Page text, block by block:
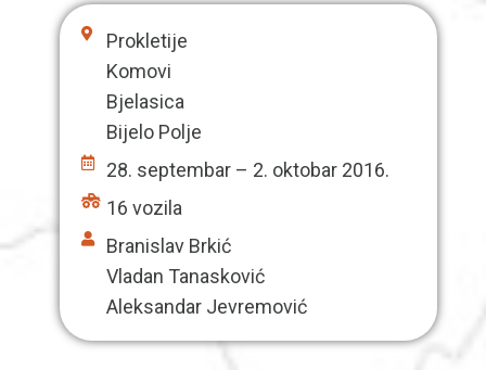
Prokletije
Komovi
Bjelasica
Bijelo Polje
28. septembar – 2. oktobar 2016.
16 vozila
Branislav Brkić
Vladan Tanasković
Aleksandar Jevremović